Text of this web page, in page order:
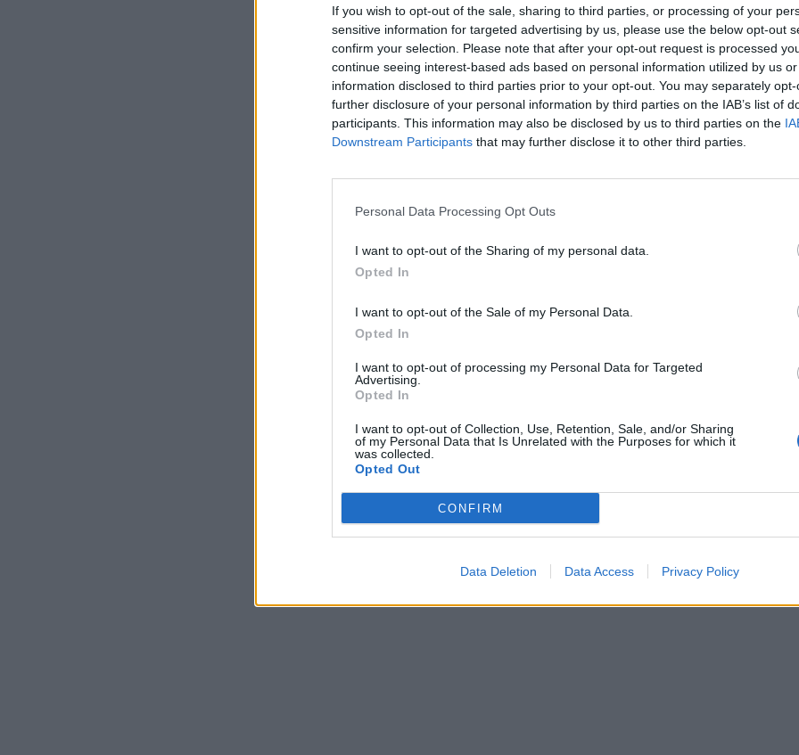
If you wish to opt-out of the sale, sharing to third parties, or processing of your
sensitive information for targeted advertising by us, please use the below opt-out
confirm your selection. Please note that after your opt-out request is processed
continue seeing interest-based ads based on personal information utilized by us
information disclosed to third parties prior to your opt-out. You may separately
further disclosure of your personal information by third parties on the IAB’s list of
participants. This information may also be disclosed by us to third parties on the
Downstream Participants that may further disclose it to other third parties.
Personal Data Processing Opt Outs
I want to opt-out of the Sharing of my personal data.
Opted In
I want to opt-out of the Sale of my Personal Data.
Opted In
I want to opt-out of processing my Personal Data for Targeted
Advertising.
Opted In
I want to opt-out of Collection, Use, Retention, Sale, and/or Sharing
of my Personal Data that Is Unrelated with the Purposes for which it
was collected.
Opted Out
CONFIRM
Data Deletion Data Access Privacy Policy
Reis Magos chega à Eurocidade a 05
de janeiro
Os Reis Magos do Oriente chegam à Eurocidade Tui
Valença, quinta-feira, 05 de janeiro, numa
Cavalgata Real com hora e meia de magia, 3,5 Km
de...